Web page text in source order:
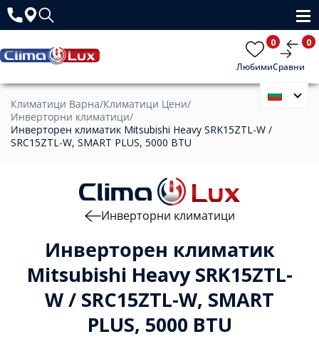
Любими
0
Сравни
0
Климатици Варна/Климатици Цени/
Инверторни климатици/
Инверторен климатик Mitsubishi Heavy SRK15ZTL-W /
SRC15ZTL-W, SMART PLUS, 5000 BTU
Инверторен климатик
Mitsubishi Heavy SRK15ZTL-
W / SRC15ZTL-W, SMART
PLUS, 5000 BTU
Инверторни климатици